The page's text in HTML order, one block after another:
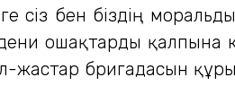
сіз бен біздің
ошақтарды қалпына
бригадасын